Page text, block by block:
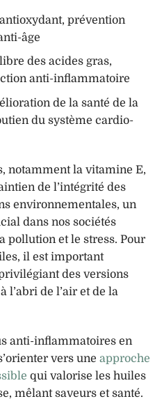
prévention
âge
des acides gras,
anti-inflammatoire
de la santé de la
du système cardio-
notamment la vitamine E,
de l’intégrité des
environnementales, un
dans nos sociétés
pollution et le stress. Pour
il est important
des versions
l’abri de l’air et de la
anti-inflammatoires en
vers une approche
qui valorise les huiles
mêlant saveurs et santé.